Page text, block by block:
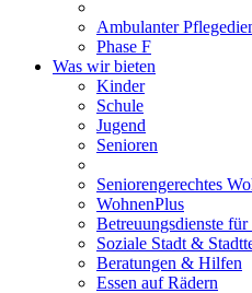
Ambulanter
Phase F
Was wir bieten
Kinder
Schule
Jugend
Senioren
Seniorengerechtes
WohnenPlus
Betreuungsdienste
Soziale Stadt &
Beratungen & Hilfen
Essen auf Rädern